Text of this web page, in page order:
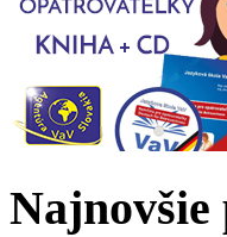
Najnovšie